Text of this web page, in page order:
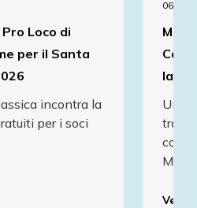
Loco di
per il Santa
incontra la
per i soci
06/09/
la
Una
Vedi